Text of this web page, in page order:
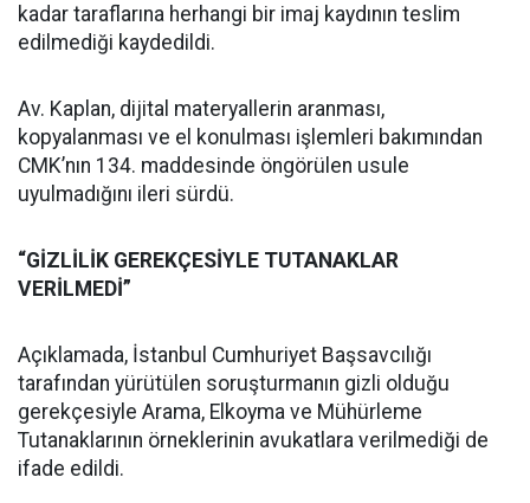
kadar taraflarına herhangi bir imaj kaydının teslim
edilmediği kaydedildi.
Av. Kaplan, dijital materyallerin aranması,
kopyalanması ve el konulması işlemleri bakımından
CMK’nın 134. maddesinde öngörülen usule
uyulmadığını ileri sürdü.
“GİZLİLİK GEREKÇESİYLE TUTANAKLAR
VERİLMEDİ”
Açıklamada, İstanbul Cumhuriyet Başsavcılığı
tarafından yürütülen soruşturmanın gizli olduğu
gerekçesiyle Arama, Elkoyma ve Mühürleme
Tutanaklarının örneklerinin avukatlara verilmediği de
ifade edildi.